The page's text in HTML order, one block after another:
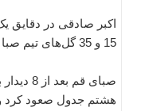
15 و 35 گل‌های تیم صبا را در این بازی به ثمر رساندند.
هشتم جدول صعود کرد